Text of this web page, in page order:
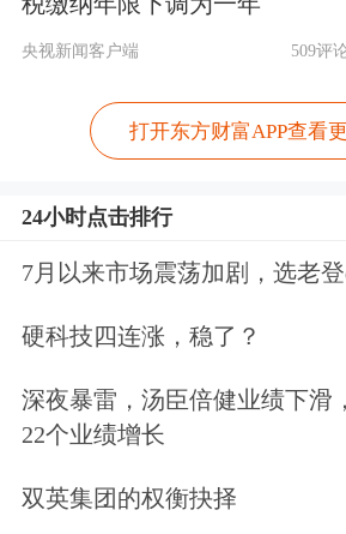
主导权还比较弱，仍具
我觉得很重要的一点，就
的进步，尤其是要靠金融
金融领域的创新和发展
力，就可以在全球的金融
于全球金融治理的规则、
央视新闻客户端 509评
打开东方财富APP查看
24小时点击排行
7月以来市场震荡加剧，选老
硬科技四连涨，稳了？
深夜暴雷，汤臣倍健业绩下滑
22个业绩增长
双英集团的权衡抉择